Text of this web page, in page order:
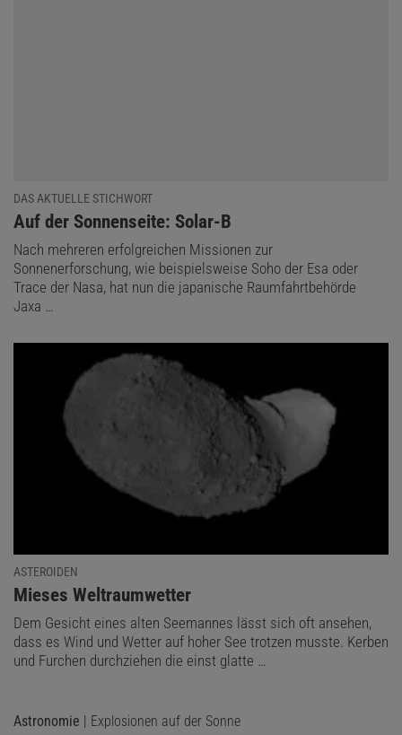
DAS AKTUELLE STICHWORT
:
Auf der Sonnenseite: Solar-B
Nach mehreren erfolgreichen Missionen zur
Sonnenerforschung, wie beispielsweise Soho der Esa oder
Trace der Nasa, hat nun die japanische Raumfahrtbehörde
Jaxa …
ASTEROIDEN
:
Mieses Weltraumwetter
Dem Gesicht eines alten Seemannes lässt sich oft ansehen,
dass es Wind und Wetter auf hoher See trotzen musste. Kerben
und Furchen durchziehen die einst glatte …
Astronomie | Explosionen auf der Sonne